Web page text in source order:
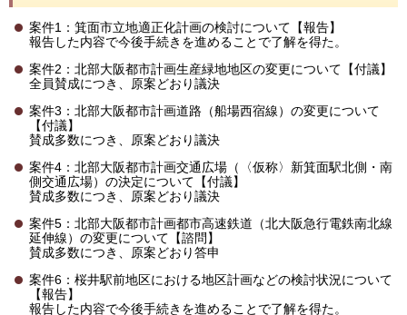
案件1：箕面市立地適正化計画の検討について【報告】
報告した内容で今後手続きを進めることで了解を得た。
案件2：北部大阪都市計画生産緑地地区の変更について【付議】
全員賛成につき、原案どおり議決
案件3：北部大阪都市計画道路（船場西宿線）の変更について
【付議】
賛成多数につき、原案どおり議決
案件4：北部大阪都市計画交通広場（〈仮称〉新箕面駅北側・南
側交通広場）の決定について【付議】
賛成多数につき、原案どおり議決
案件5：北部大阪都市計画都市高速鉄道（北大阪急行電鉄南北線
延伸線）の変更について【諮問】
賛成多数につき、原案どおり答申
案件6：桜井駅前地区における地区計画などの検討状況について
【報告】
報告した内容で今後手続きを進めることで了解を得た。